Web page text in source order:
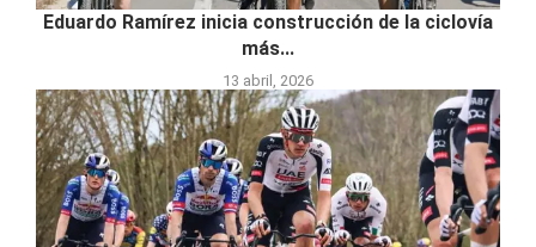
Eduardo Ramírez inicia construcción de la ciclovía
más...
13 abril, 2026